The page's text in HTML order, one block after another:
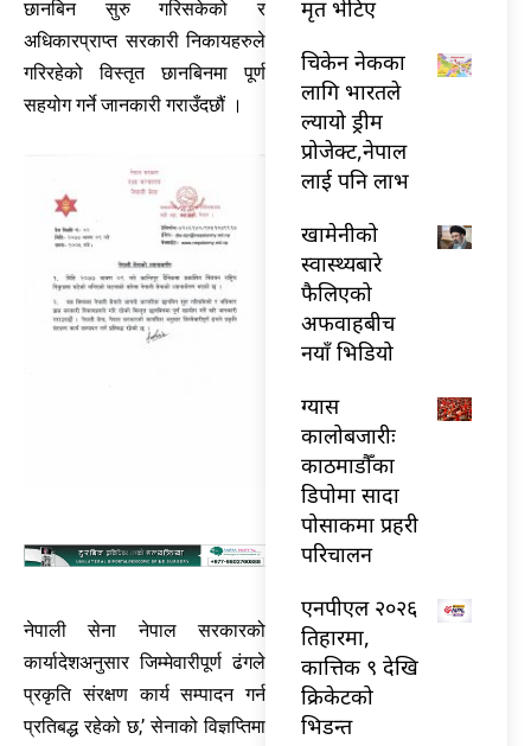
छानबिन सुरु गरिसकेको र
अधिकारप्राप्त सरकारी निकायहरुले
गरिरहेको विस्तृत छानबिनमा पूर्ण
सहयोग गर्ने जानकारी गराउँदछौं ।
नेपाली सेना नेपाल सरकारको
कार्यादेशअनुसार जिम्मेवारीपूर्ण ढंगले
प्रकृति संरक्षण कार्य सम्पादन गर्न
प्रतिबद्ध रहेको छ,’ सेनाको विज्ञप्तिमा
मृत भेटिए
चिकेन नेकका
लागि भारतले
ल्यायो ड्रीम
प्रोजेक्ट,नेपाल
लाई पनि लाभ
खामेनीको
स्वास्थ्यबारे
फैलिएको
अफवाहबीच
नयाँ भिडियो
ग्यास
कालोबजारीः
काठमाडौँका
डिपोमा सादा
पोसाकमा प्रहरी
परिचालन
एनपीएल २०२६
तिहारमा,
कात्तिक ९ देखि
क्रिकेटको
भिडन्त